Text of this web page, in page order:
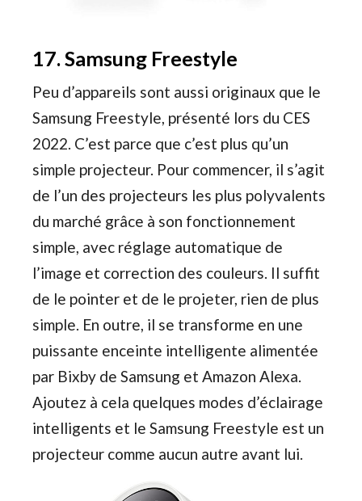
17. Samsung Freestyle
Peu d’appareils sont aussi originaux que le
Samsung Freestyle, présenté lors du CES
2022. C’est parce que c’est plus qu’un
simple projecteur. Pour commencer, il s’agit
de l’un des projecteurs les plus polyvalents
du marché grâce à son fonctionnement
simple, avec réglage automatique de
l’image et correction des couleurs. Il suffit
de le pointer et de le projeter, rien de plus
simple. En outre, il se transforme en une
puissante enceinte intelligente alimentée
par Bixby de Samsung et Amazon Alexa.
Ajoutez à cela quelques modes d’éclairage
intelligents et le Samsung Freestyle est un
projecteur comme aucun autre avant lui.